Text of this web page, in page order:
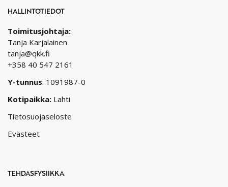
HALLINTOTIEDOT
Toimitusjohtaja:
Tanja Karjalainen
tanja@qkk.fi
+358 40 547 2161
Y-tunnus: 1091987-0
Kotipaikka: Lahti
Tietosuojaseloste
Evästeet
TEHDASFYSIIKKA